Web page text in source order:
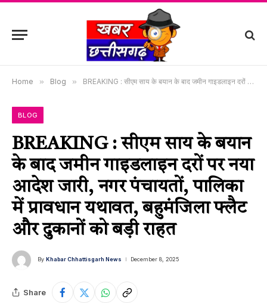
Home » Blog » BREAKING : सीएम साय के बयान के बाद जमीन गाइडलाइन दरों पर नया आदेश जारी, नगर पंचायतों, पालिका में प्रावधान यथावत, बहुमंजिला फ्लैट और दुकानों को बड़ी राहत
BLOG
BREAKING : सीएम साय के बयान
के बाद जमीन गाइडलाइन दरों पर नया
आदेश जारी, नगर पंचायतों, पालिका
में प्रावधान यथावत, बहुमंजिला फ्लैट
और दुकानों को बड़ी राहत
By Khabar Chhattisgarh News December 8, 2025
Share